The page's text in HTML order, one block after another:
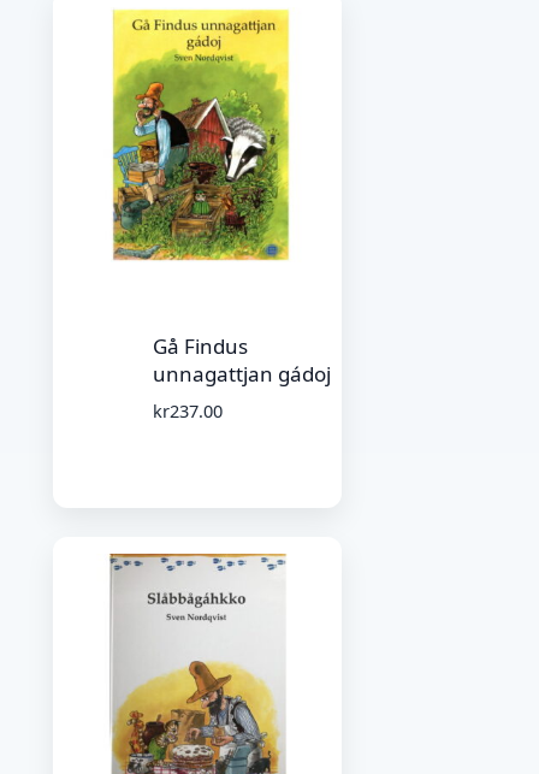
Gå Findus
unnagattjan gádoj
kr237.00